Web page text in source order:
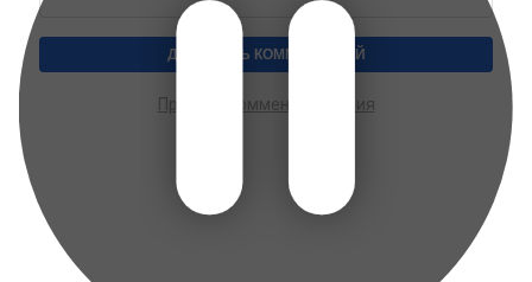
Правила комментирования